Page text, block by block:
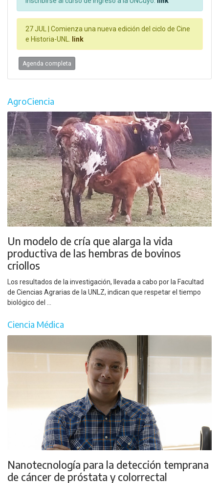
27 JUL |
Comienza una nueva edición del ciclo de Cine
e Historia-UNL.
link
Agenda completa
AgroCiencia
Un modelo de cría que alarga la vida
productiva de las hembras de bovinos
criollos
Los resultados de la investigación, llevada a cabo por la Facultad
de Ciencias Agrarias de la UNLZ, indican que respetar el tiempo
biológico del ...
Ciencia Médica
Nanotecnología para la detección temprana
de cáncer de próstata y colorrectal